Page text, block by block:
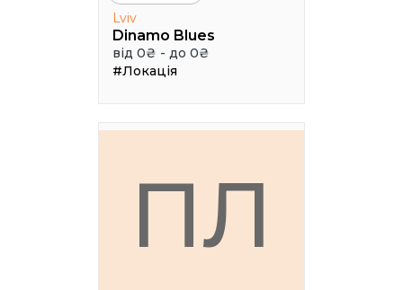
Lviv
Dinamo Blues
від 0₴ - до 0₴
#Локація
ПЛ